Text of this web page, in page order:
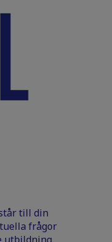
till din
frågor